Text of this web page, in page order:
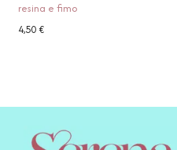
resina e fimo
4,50€